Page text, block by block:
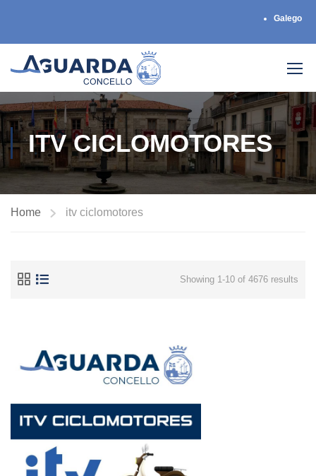
Galego
ITV CICLOMOTORES
Home itv ciclomotores
Showing 1-10 of 4676 results